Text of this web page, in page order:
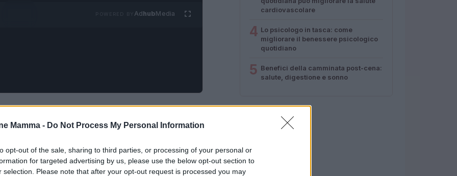
Mamma - Do Not Process My Personal Information
opt-out of the sale, sharing to third parties, or processing of your personal or
for targeted advertising by us, please use the below opt-out section to
selection. Please note that after your opt-out request is processed you may
AdhubMedia
decreto predisposto per riorganizzare la
delleCase di comunitàpreviste dalPnrr.
di assunzione per integrare il personale
una misura che avrebbe inciso su ruolo e
cardiovascolare
4 Lo psicologo in tasca: come
migliorare il benessere psicologico
quotidiano
5 Benefici della camminata post-cena:
salute, digestione e sonno